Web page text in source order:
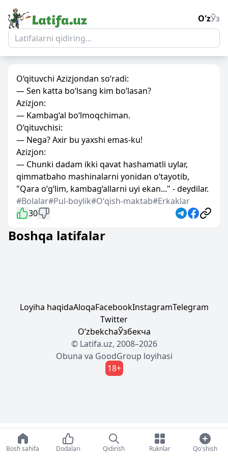
O'zЎз
O‘qituvchi Azizjondan so‘radi:
— Sen katta bo‘lsang kim bo‘lasan?
Azizjon:
— Kambag‘al bo‘lmoqchiman.
O‘qituvchisi:
— Nega? Axir bu yaxshi emas-ku!
Azizjon:
— Chunki dadam ikki qavat hashamatli uylar,
qimmatbaho mashinalarni yonidan o‘tayotib,
"Qara o‘g‘lim, kambag‘allarni uyi ekan..." - deydilar.
#Bolalar#Pul-boylik#Oʻqish-maktab#Erkaklar
30
Boshqa latifalar
Loyiha haqidaAloqaFacebookInstagramTelegram
Twitter
OʼzbekchaЎзбекча
© Latifa.uz, 2008–2026
Obuna va GoodGroup loyihasi
18+
Bosh sahifa Dodalari Qidirish Ruknlar Qo'shish